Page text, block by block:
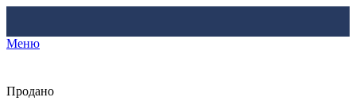
Меню
Продано